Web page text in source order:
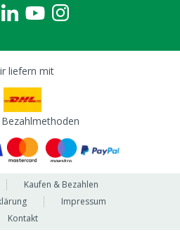
liefern mit
Kaufen & Bezahlen
Impressum
Kontakt